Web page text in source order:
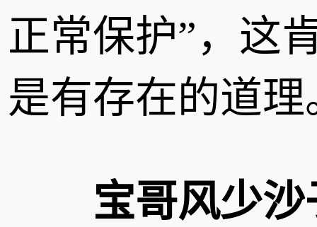
正常保护”，这
是有存在的道理
宝哥风少沙